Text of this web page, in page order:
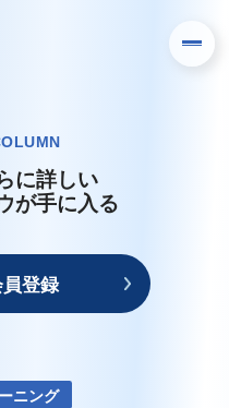
に詳しい
が手に入る
登録
ニング